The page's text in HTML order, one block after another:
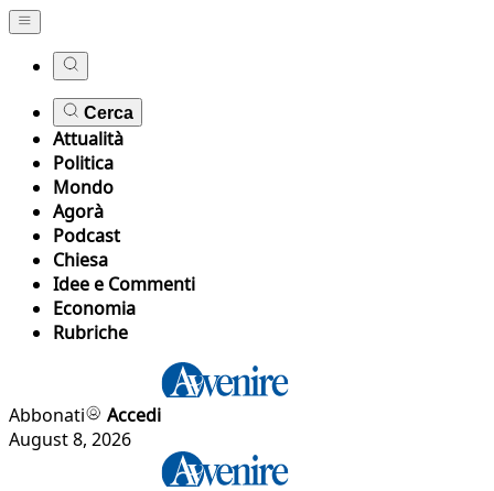
Cerca
Attualità
Politica
Mondo
Agorà
Podcast
Chiesa
Idee e Commenti
Economia
Rubriche
Abbonati
Accedi
August 8, 2026